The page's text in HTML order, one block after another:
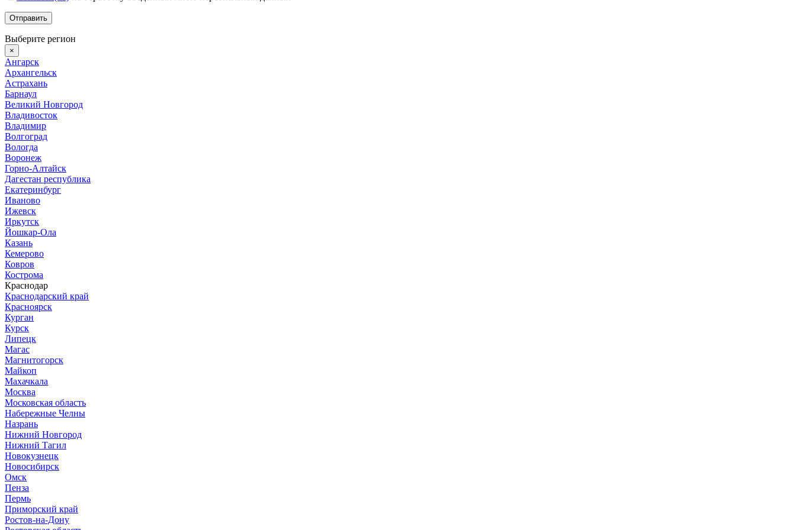
Выберите регион
×
Ангарск
Архангельск
Астрахань
Барнаул
Великий Новгород
Владивосток
Владимир
Волгоград
Вологда
Воронеж
Горно-Алтайск
Дагестан республика
Екатеринбург
Иваново
Ижевск
Иркутск
Йошкар-Ола
Казань
Кемерово
Ковров
Кострома
Краснодар
Краснодарский край
Красноярск
Курган
Курск
Липецк
Магас
Магнитогорск
Майкоп
Махачкала
Москва
Московская область
Набережные Челны
Назрань
Нижний Новгород
Нижний Тагил
Новокузнецк
Новосибирск
Омск
Пенза
Пермь
Приморский край
Ростов-на-Дону